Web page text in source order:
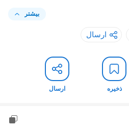
بیشتر
ارسال
ذخیره ارسال